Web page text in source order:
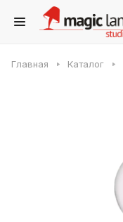
Главная Каталог